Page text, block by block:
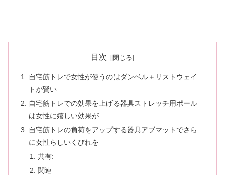
目次
自宅筋トレで女性が使うのはダンベル＋リストウェイ
トが賢い
自宅筋トレでの効果を上げる器具ストレッチ用ポール
は女性に嬉しい効果が
自宅筋トレの負荷をアップする器具アブマットでさら
に女性らしいくびれを
共有:
関連